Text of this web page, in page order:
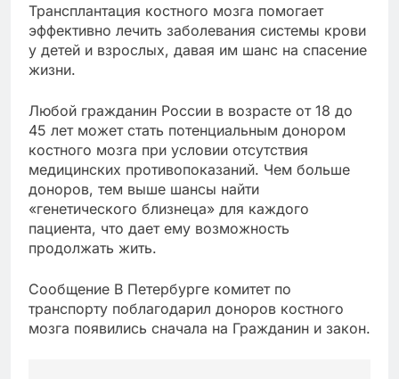
Трансплантация костного мозга помогает
эффективно лечить заболевания системы крови
у детей и взрослых, давая им шанс на спасение
жизни.
Любой гражданин России в возрасте от 18 до
45 лет может стать потенциальным донором
костного мозга при условии отсутствия
медицинских противопоказаний. Чем больше
доноров, тем выше шансы найти
«генетического близнеца» для каждого
пациента, что дает ему возможность
продолжать жить.
Сообщение В Петербурге комитет по
транспорту поблагодарил доноров костного
мозга появились сначала на Гражданин и закон.